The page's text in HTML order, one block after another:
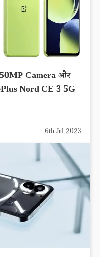
Camera और
6th Jul 2023